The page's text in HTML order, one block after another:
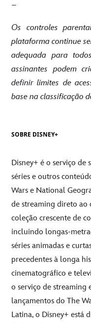
–
Os controles
plataforma continue
adequada para
assinantes podem
definir limites de
base na classificação
SOBRE DISNEY+
Disney+ é o serviço de
séries e outros
Wars e National
de streaming direto ao
coleção crescente de
incluindo longas-
séries animadas e
precedentes à longa
cinematográfico e
o serviço de streaming
lançamentos do The
Latina, o Disney+ está